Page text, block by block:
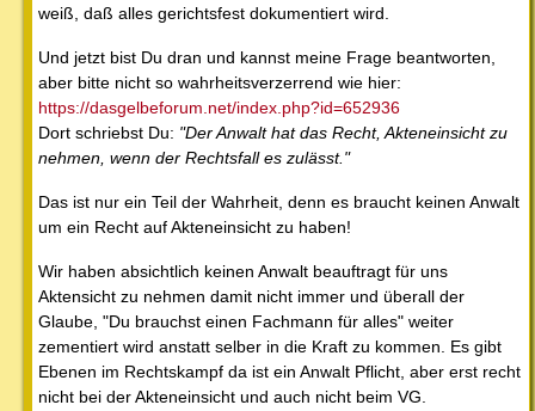
weiß, daß alles gerichtsfest dokumentiert wird.
Und jetzt bist Du dran und kannst meine Frage beantworten,
aber bitte nicht so wahrheitsverzerrend wie hier:
https://dasgelbeforum.net/index.php?id=652936
Dort schriebst Du: "Der Anwalt hat das Recht, Akteneinsicht zu
nehmen, wenn der Rechtsfall es zulässt."
Das ist nur ein Teil der Wahrheit, denn es braucht keinen Anwalt
um ein Recht auf Akteneinsicht zu haben!
Wir haben absichtlich keinen Anwalt beauftragt für uns
Aktensicht zu nehmen damit nicht immer und überall der
Glaube, "Du brauchst einen Fachmann für alles" weiter
zementiert wird anstatt selber in die Kraft zu kommen. Es gibt
Ebenen im Rechtskampf da ist ein Anwalt Pflicht, aber erst recht
nicht bei der Akteneinsicht und auch nicht beim VG.